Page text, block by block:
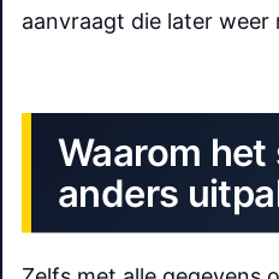
aanvraagt die later
Waarom
anders